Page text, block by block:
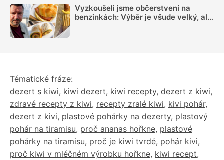
Vyzkoušeli jsme občerstvení na
benzinkách: Výběr je všude velký, ale
Tématické fráze:
dezert s kiwi, kiwi dezert, kiwi recepty, dezert z kiwi,
zdravé recepty z kiwi, recepty zralé kiwi, kivi pohár,
dezert z kivi, plastové pohárky na dezerty, plastový
pohár na tiramisu, proč ananas hořkne, plastové
pohárky na tiramisu, proč je kiwi tvrdé, pohár kivi,
proč kiwi v mléčném výrobku hořkne, kiwi recept,